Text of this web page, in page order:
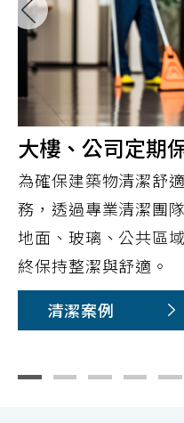
大樓、公司定期
為確保建築物清潔舒
務，透過專業清潔團
地面、玻璃、公共區
終保持整潔與舒適。
清潔案例